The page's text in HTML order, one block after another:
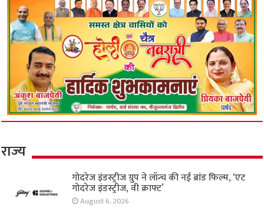
राज्य
गोदरेज इंडस्ट्रीज ग्रुप ने लॉन्च की नई ब्रांड फिल्म, ‘एट
गोदरेज इंडस्ट्रीज, वी क्राफ्ट’
August 6, 2026